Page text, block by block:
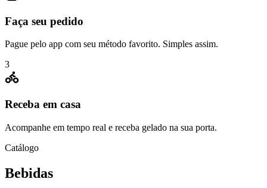
Faça seu pedido
Pague pelo app com seu método favorito. Simples assim.
3
Receba em casa
Acompanhe em tempo real e receba gelado na sua porta.
Catálogo
Bebidas